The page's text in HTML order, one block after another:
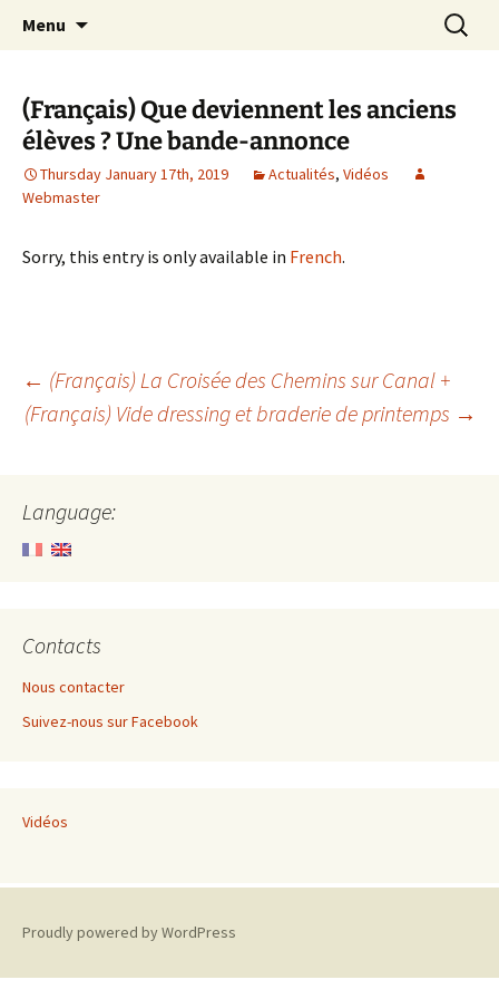
la Croisée des Chemins
apprendre, vivre, se révéler
Menu
Search
for:
(Français) Que deviennent les anciens
élèves ? Une bande-annonce
Thursday January 17th, 2019 Actualités, Vidéos
Webmaster
Sorry, this entry is only available in French.
Post
← (Français) La Croisée des Chemins sur Canal +
(Français) Vide dressing et braderie de printemps →
Language:
Contacts
Nous contacter
Suivez-nous sur Facebook
Vidéos
Proudly powered by WordPress